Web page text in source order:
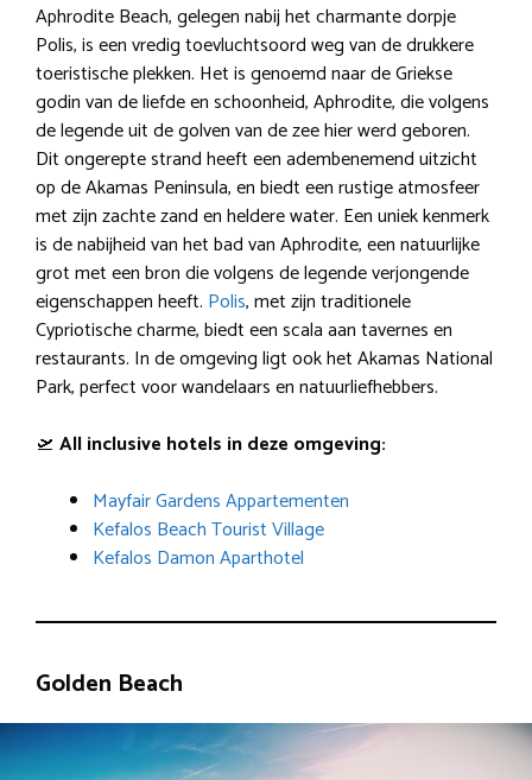
Aphrodite Beach, gelegen nabij het charmante dorpje
Polis, is een vredig toevluchtsoord weg van de drukkere
toeristische plekken. Het is genoemd naar de Griekse
godin van de liefde en schoonheid, Aphrodite, die volgens
de legende uit de golven van de zee hier werd geboren.
Dit ongerepte strand heeft een adembenemend uitzicht
op de Akamas Peninsula, en biedt een rustige atmosfeer
met zijn zachte zand en heldere water. Een uniek kenmerk
is de nabijheid van het bad van Aphrodite, een natuurlijke
grot met een bron die volgens de legende verjongende
eigenschappen heeft. Polis, met zijn traditionele
Cypriotische charme, biedt een scala aan tavernes en
restaurants. In de omgeving ligt ook het Akamas National
Park, perfect voor wandelaars en natuurliefhebbers.
🛫 All inclusive hotels in deze omgeving:
Mayfair Gardens Appartementen
Kefalos Beach Tourist Village
Kefalos Damon Aparthotel
Golden Beach